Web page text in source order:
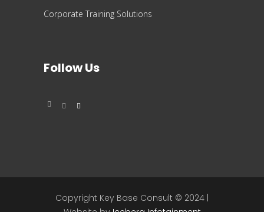
Corporate Training Solutions
Follow Us
Copyright Key Base Consult © 2024 |